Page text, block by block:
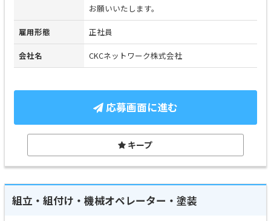
お願いいたします。
雇用形態 正社員
会社名 CKCネットワーク株式会社
応募画面に進む
キープ
組立・組付け・機械オペレーター・塗装